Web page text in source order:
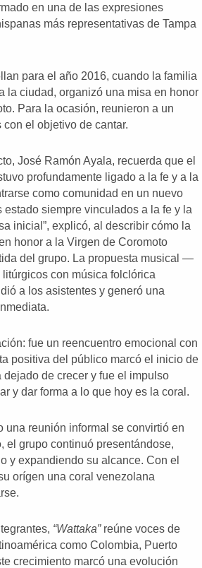
en una de las expresiones
más representativas de Tampa
para el año 2016, cuando la familia
la ciudad, organizó una misa en honor
Para la ocasión, reunieron a un
el objetivo de cantar.
José Ramón Ayala, recuerda que el
profundamente ligado a la fe y a la
como comunidad en un nuevo
estado siempre vinculados a la fe y la
inicial”, explicó, al describir cómo la
honor a la Virgen de Coromoto
del grupo. La propuesta musical —
con música folclórica
a los asistentes y generó una
fue un reencuentro emocional con
positiva del público marcó el inicio de
dejado de crecer y fue el impulso
y dar forma a lo que hoy es la coral.
una reunión informal se convirtió en
el grupo continuó presentándose,
y expandiendo su alcance. Con el
orígen una coral venezolana
“Wattaka”reúne voces de
como Colombia, Puerto
crecimiento marcó una evolución